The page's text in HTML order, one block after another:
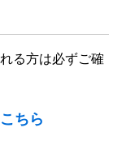
る方は必ずご確
こちら